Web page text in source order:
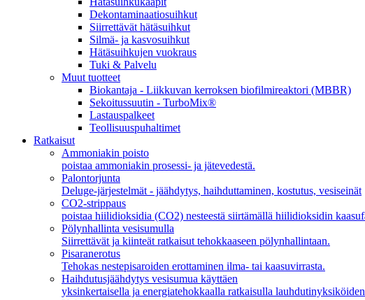
Dekontaminaatiosuihkut
Siirrettävät hätäsuihkut
Silmä- ja kasvosuihkut
Hätäsuihkujen vuokraus
Tuki & Palvelu
Muut tuotteet
Biokantaja - Liikkuvan kerroksen biofilmireaktori (MBBR)
Sekoitussuutin - TurboMix®
Lastauspalkeet
Teollisuuspuhaltimet
Ratkaisut
Ammoniakin poisto
poistaa ammoniakin prosessi- ja jätevedestä.
Palontorjunta
Deluge-järjestelmät - jäähdytys, haihduttaminen, kostutus, vesiseinät
CO2-strippaus
poistaa hiilidioksidia (CO2) nesteestä siirtämällä hiilidioksidin
Pölynhallinta vesisumulla
Siirrettävät ja kiinteät ratkaisut tehokkaaseen pölynhallintaan.
Pisaranerotus
Tehokas nestepisaroiden erottaminen ilma- tai kaasuvirrasta.
Haihdutusjäähdytys vesisumua käyttäen
yksinkertaisella ja energiatehokkaalla ratkaisulla